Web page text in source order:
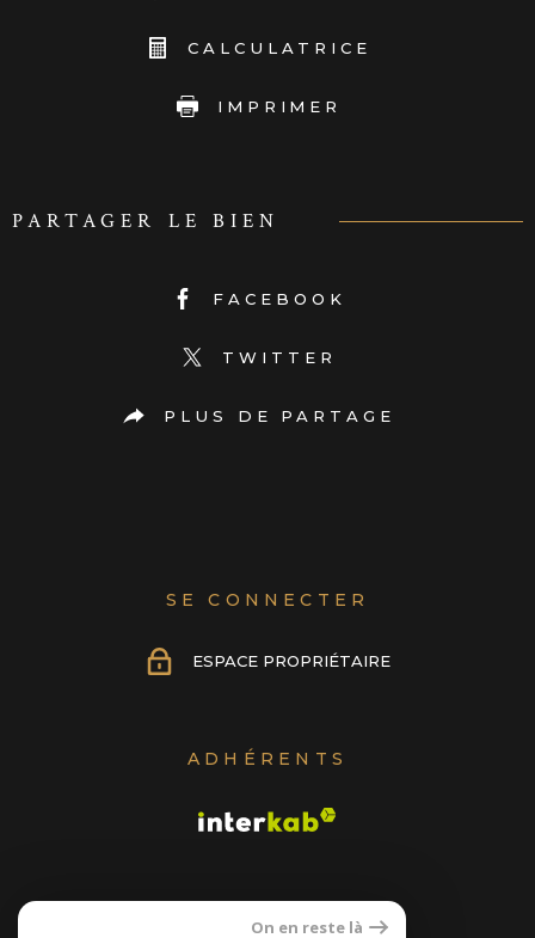
CALCULATRICE
IMPRIMER
PARTAGER LE BIEN
FACEBOOK
TWITTER
PLUS DE PARTAGE
SE CONNECTER
ESPACE PROPRIÉTAIRE
ADHÉRENTS
On en reste là